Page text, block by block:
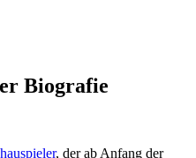
Biografie
, der ab Anfang der